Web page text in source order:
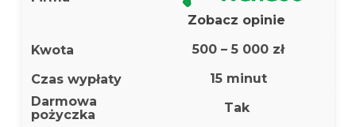
Zobacz opinie
500 – 5 000 zł
15 minut
Tak